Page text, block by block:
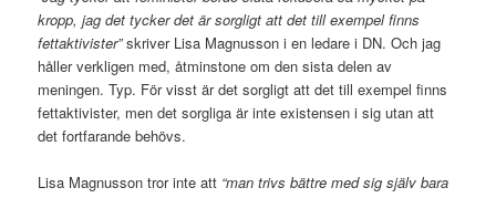
kropp, jag det tycker det är sorgligt att det till exempel finns
fettaktivister”skriver Lisa Magnusson i en ledare i DN. Och jag
håller verkligen med, åtminstone om den sista delen av
meningen. Typ. För visst är det sorgligt att det till exempel finns
fettaktivister, men det sorgliga är inte existensen i sig utan att
det fortfarande behövs.
Lisa Magnusson tror inte att “man trivs bättre med sig själv bara